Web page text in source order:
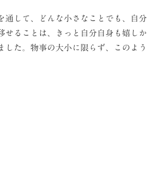
して、どんな小さなことでも、自分
せることは、きっと自分自身も嬉しか
た。物事の大小に限らず、このよう